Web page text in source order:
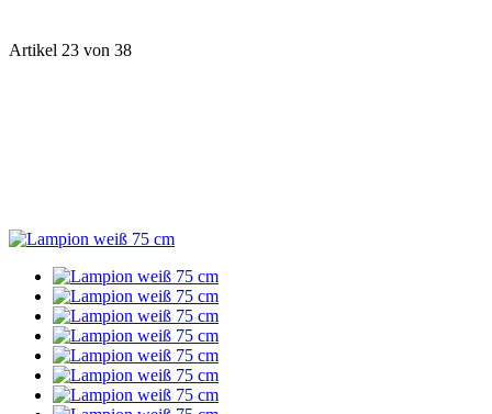
Artikel 23 von 38